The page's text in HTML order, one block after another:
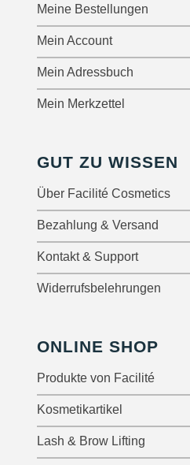
Meine Bestellungen
Mein Account
Mein Adressbuch
Mein Merkzettel
GUT ZU WISSEN
Über Facilité Cosmetics
Bezahlung & Versand
Kontakt & Support
Widerrufsbelehrungen
ONLINE SHOP
Produkte von Facilité
Kosmetikartikel
Lash & Brow Lifting